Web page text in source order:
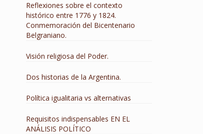
Reflexiones sobre el contexto
histórico entre 1776 y 1824.
Conmemoración del Bicentenario
Belgraniano.
Visión religiosa del Poder.
Dos historias de la Argentina.
Política igualitaria vs alternativas
Requisitos indispensables EN EL
ANÁLISIS POLÍTICO